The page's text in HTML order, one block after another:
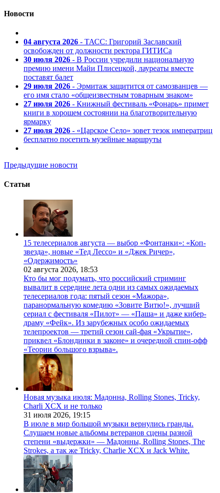
Новости
04 августа 2026 - ТАСС: Григорий Заславский
освобожден от должности ректора ГИТИСа
30 июля 2026 - В России учредили национальную
премию имени Майи Плисецкой, лауреаты вместе
поставят балет
29 июля 2026 - Эрмитаж защитится от самозванцев —
его имя стало «общеизвестным товарным знаком»
27 июля 2026 - Книжный фестиваль «Фонарь» примет
книги в хорошем состоянии на благотворительную
ярмарку
27 июля 2026 - «Царское Село» зовет тезок императриц
бесплатно посетить музейные маршруты
Предыдущие новости
Статьи
15 телесериалов августа — выбор «Фонтанки»: «Коп-
звезда», новые «Тед Лессо» и «Джек Ричер»,
«Одержимость»
02 августа 2026, 18:53
Кто бы мог подумать, что российский стриминг
вывалит в середине лета одни из самых ожидаемых
телесериалов года: пятый сезон «Мажора»,
паранормальную комедию «Зовите Витю!», лучший
сериал с фестиваля «Пилот» — «Паша» и даже кибер-
драму «Фейк». Из зарубежных особо ожидаемых
телепроектов — третий сезон сай-фая «Укрытие»,
приквел «Блондинки в законе» и очередной спин-офф
«Теории большого взрыва».
Новая музыка июля: Мадонна, Rolling Stones, Tricky,
Charli XCX и не только
31 июля 2026, 19:15
В июле в мир большой музыки вернулись гранды.
Слушаем новые альбомы ветеранов сцены разной
степени «выдержки» — Мадонны, Rolling Stones, The
Strokes, а так же Tricky, Charlie XCX и Jack White.